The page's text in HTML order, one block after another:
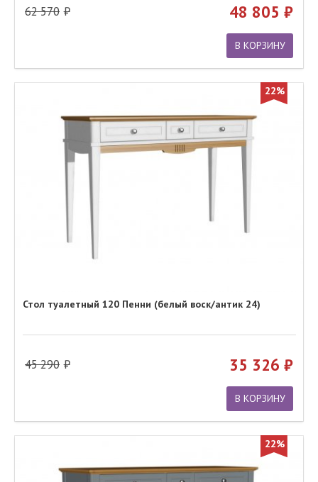
62 570 48 805
В КОРЗИНУ
22%
Стол туалетный 120 Пенни (белый воск/антик 24)
45 290 35 326
В КОРЗИНУ
22%